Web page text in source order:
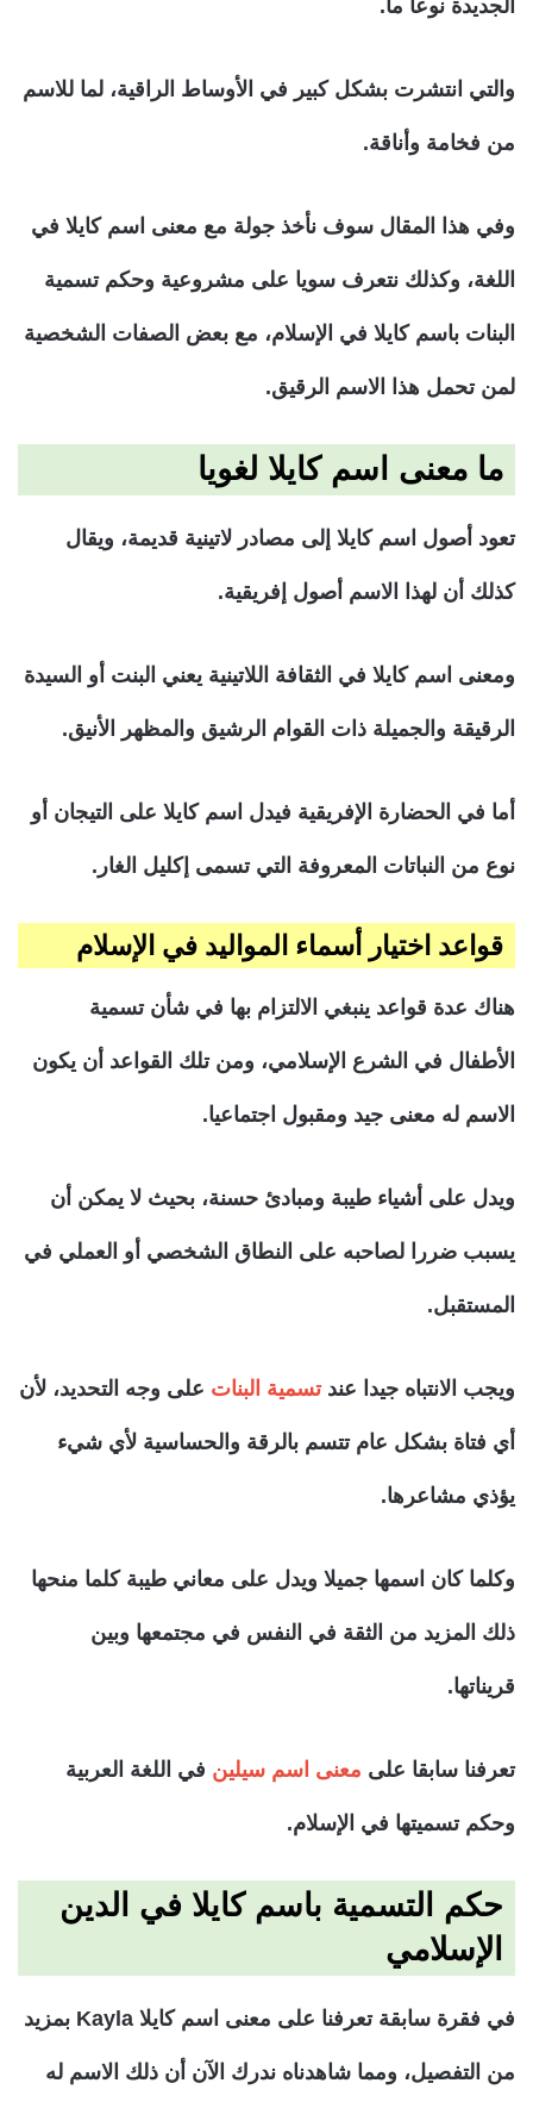
الجديدة نوعا ما.
والتي انتشرت بشكل كبير في الأوساط الراقية، لما للاسم
من فخامة وأناقة.
وفي هذا المقال سوف نأخذ جولة مع معنى اسم كايلا في
اللغة، وكذلك نتعرف سويا على مشروعية وحكم تسمية
البنات باسم كايلا في الإسلام، مع بعض الصفات الشخصية
لمن تحمل هذا الاسم الرقيق.
ما معنى اسم كايلا لغويا
تعود أصول اسم كايلا إلى مصادر لاتينية قديمة، ويقال
كذلك أن لهذا الاسم أصول إفريقية.
ومعنى اسم كايلا في الثقافة اللاتينية يعني البنت أو السيدة
الرقيقة والجميلة ذات القوام الرشيق والمظهر الأنيق.
أما في الحضارة الإفريقية فيدل اسم كايلا على التيجان أو
نوع من النباتات المعروفة التي تسمى إكليل الغار.
قواعد اختيار أسماء المواليد في الإسلام
هناك عدة قواعد ينبغي الالتزام بها في شأن تسمية
الأطفال في الشرع الإسلامي، ومن تلك القواعد أن يكون
الاسم له معنى جيد ومقبول اجتماعيا.
ويدل على أشياء طيبة ومبادئ حسنة، بحيث لا يمكن أن
يسبب ضررا لصاحبه على النطاق الشخصي أو العملي في
المستقبل.
ويجب الانتباه جيدا عندتسمية البنات على وجه التحديد، لأن
أي فتاة بشكل عام تتسم بالرقة والحساسية لأي شيء
يؤذي مشاعرها.
وكلما كان اسمها جميلا ويدل على معاني طيبة كلما منحها
ذلك المزيد من الثقة في النفس في مجتمعها وبين
قريناتها.
تعرفنا سابقا على معنى اسم سيلين في اللغة العربية
وحكم تسميتها في الإسلام.
حكم التسمية باسم كايلا في الدين
الإسلامي
في فقرة سابقة تعرفنا على معنى اسم كايلا Kayla بمزيد
من التفصيل، ومما شاهدناه ندرك الآن أن ذلك الاسم له